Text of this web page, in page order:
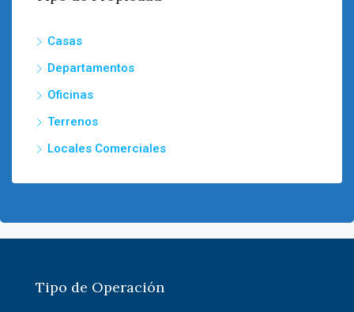
Casas
Departamentos
Oficinas
Terrenos
Locales Comerciales
Tipo de Operación